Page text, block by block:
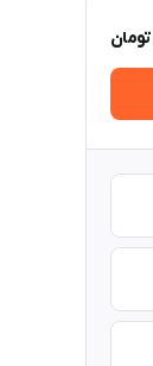
تومان